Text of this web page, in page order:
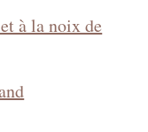
à la noix de